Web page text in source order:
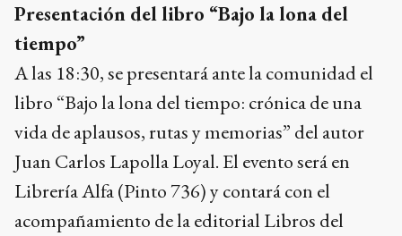
Presentación del libro “Bajo la lona del
tiempo”
A las 18:30, se presentará ante la comunidad el
libro “Bajo la lona del tiempo: crónica de una
vida de aplausos, rutas y memorias” del autor
Juan Carlos Lapolla Loyal. El evento será en
Librería Alfa (Pinto 736) y contará con el
acompañamiento de la editorial Libros del